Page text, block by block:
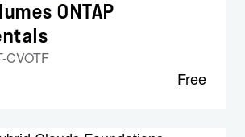
ONTAP
CVOTF
Free